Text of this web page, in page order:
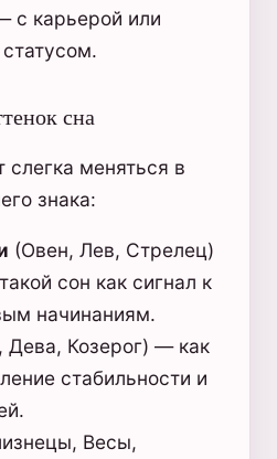
с карьерой или
сна
меняться в
знака:
(Овен, Лев, Стрелец)
сон как сигнал к
начинаниям.
Дева, Козерог) — как
стабильности и
Весы,